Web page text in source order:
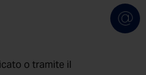
o tramite il